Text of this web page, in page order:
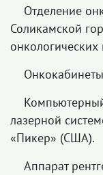
Отделение
Соликамской
онкологических
лазерной
«Пикер» (США).
Аппарат